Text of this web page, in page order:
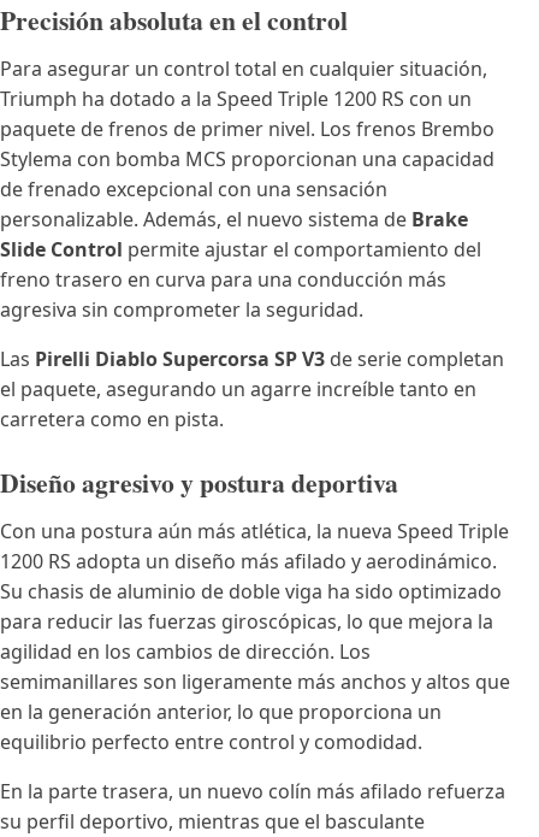
Precisión absoluta en el control
Para asegurar un control total en cualquier situación,
Triumph ha dotado a la Speed Triple 1200 RS con un
paquete de frenos de primer nivel. Los frenos Brembo
Stylema con bomba MCS proporcionan una capacidad
de frenado excepcional con una sensación
personalizable. Además, el nuevo sistema de Brake
Slide Control permite ajustar el comportamiento del
freno trasero en curva para una conducción más
agresiva sin comprometer la seguridad.
Las Pirelli Diablo Supercorsa SP V3 de serie completan
el paquete, asegurando un agarre increíble tanto en
carretera como en pista.
Diseño agresivo y postura deportiva
Con una postura aún más atlética, la nueva Speed Triple
1200 RS adopta un diseño más afilado y aerodinámico.
Su chasis de aluminio de doble viga ha sido optimizado
para reducir las fuerzas giroscópicas, lo que mejora la
agilidad en los cambios de dirección. Los
semimanillares son ligeramente más anchos y altos que
en la generación anterior, lo que proporciona un
equilibrio perfecto entre control y comodidad.
En la parte trasera, un nuevo colín más afilado refuerza
su perfil deportivo, mientras que el basculante